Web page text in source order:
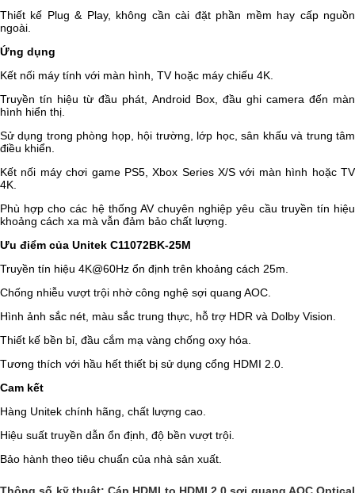
Thiết kế Plug & Play, không cần cài đặt phần mềm hay cấp nguồn
ngoài.
Ứng dụng
Kết nối máy tính với màn hình, TV hoặc máy chiếu 4K.
Truyền tín hiệu từ đầu phát, Android Box, đầu ghi camera đến màn
hình hiển thị.
Sử dụng trong phòng họp, hội trường, lớp học, sân khấu và trung tâm
điều khiển.
Kết nối máy chơi game PS5, Xbox Series X/S với màn hình hoặc TV
4K.
Phù hợp cho các hệ thống AV chuyên nghiệp yêu cầu truyền tín hiệu
khoảng cách xa mà vẫn đảm bảo chất lượng.
Ưu điểm của Unitek C11072BK-25M
Truyền tín hiệu 4K@60Hz ổn định trên khoảng cách 25m.
Chống nhiễu vượt trội nhờ công nghệ sợi quang AOC.
Hình ảnh sắc nét, màu sắc trung thực, hỗ trợ HDR và Dolby Vision.
Thiết kế bền bỉ, đầu cắm mạ vàng chống oxy hóa.
Tương thích với hầu hết thiết bị sử dụng cổng HDMI 2.0.
Cam kết
Hàng Unitek chính hãng, chất lượng cao.
Hiệu suất truyền dẫn ổn định, độ bền vượt trội.
Bảo hành theo tiêu chuẩn của nhà sản xuất.